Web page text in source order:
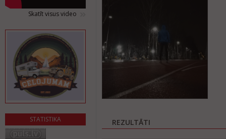
Skatīt visus video
STATISTIKA REZULTĀTI